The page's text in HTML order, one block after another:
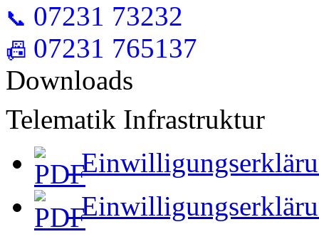
📞 07231 73232
📠 07231 765137
Downloads
Telematik Infrastruktur